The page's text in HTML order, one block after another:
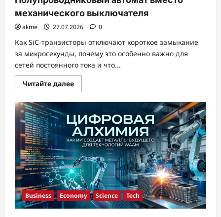
механического выключателя
akme 27.07.2026 0
Как SiC-транзисторы отключают короткое замыкание
за микросекунды, почему это особенно важно для
сетей постоянного тока и что...
Читайте далееПрочитать
больше
Полупроводниковый
вместо
механического
выключателя
Business Economy Science Tech